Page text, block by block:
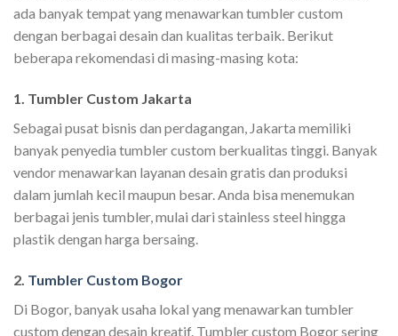
ada banyak tempat yang menawarkan tumbler custom
dengan berbagai desain dan kualitas terbaik. Berikut
beberapa rekomendasi di masing-masing kota:
1. Tumbler Custom Jakarta
Sebagai pusat bisnis dan perdagangan, Jakarta memiliki
banyak penyedia tumbler custom berkualitas tinggi. Banyak
vendor menawarkan layanan desain gratis dan produksi
dalam jumlah kecil maupun besar. Anda bisa menemukan
berbagai jenis tumbler, mulai dari stainless steel hingga
plastik dengan harga bersaing.
2. Tumbler Custom Bogor
Di Bogor, banyak usaha lokal yang menawarkan tumbler
custom dengan desain kreatif. Tumbler custom Bogor sering